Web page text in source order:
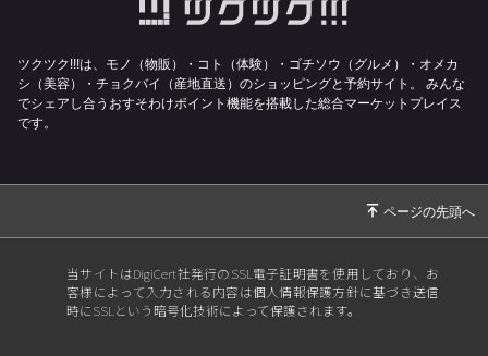
沖縄への配送料のお知らせ
2025/05/20Tシャツ
2025/04/11
2025/01/20 二子玉川セレクトベーカリーありがとうござい
ました。
ツクツク!!!は、モノ（物販）・コト（体験）・ゴチソウ（グルメ）・オメカ
シ（美容）・チョクバイ（産地直送）のショッピングと予約サイト。
みんな
でシェアし合うおすそわけポイント機能を搭載した総合マーケットプレイス
です。
当サイトはDigiCert社発行のSSL電子証明書を使用しており、お
客様によって入力される内容は個人情報保護方針に基づき送信
時にSSLという暗号化技術によって保護されます。